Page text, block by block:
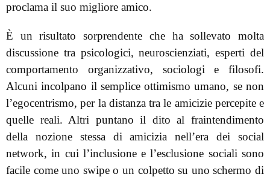
proclama il suo migliore amico.
È un risultato sorprendente che ha sollevato molta
discussione tra psicologici, neuroscienziati, esperti del
comportamento organizzativo, sociologi e filosofi.
Alcuni incolpano il semplice ottimismo umano, se non
l’egocentrismo, per la distanza tra le amicizie percepite e
quelle reali. Altri puntano il dito al fraintendimento
della nozione stessa di amicizia nell’era dei social
network, in cui l’inclusione e l’esclusione sociali sono
facile come uno swipe o un colpetto su uno schermo di